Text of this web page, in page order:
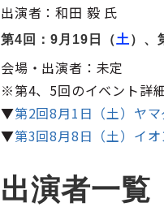
出演者：和田 毅 氏
第4回：9月19日（土 ）、
会場・出演者：未定
※第4、5回のイベント詳
▼第2回8月1日（土）ヤ
▼第3回8月8日（土）イ
出演者一覧